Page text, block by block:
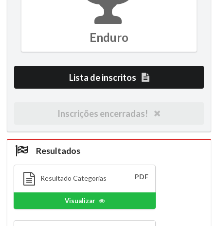
Enduro
Lista de inscritos
Inscrições encerradas!
Resultados
Resultado Categorias PDF
Visualizar